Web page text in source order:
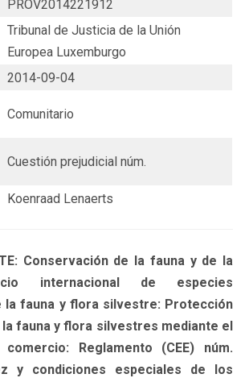
PROV2014221912
Tribunal de Justicia de la Unión
Europea Luxemburgo
2014-09-04
Comunitario
Cuestión prejudicial núm.
Koenraad Lenaerts
Conservación de la fauna y de la
internacional de especies
la fauna y flora silvestre: Protección
fauna y flora silvestres mediante el
Reglamento (CEE) núm.
y condiciones especiales de los